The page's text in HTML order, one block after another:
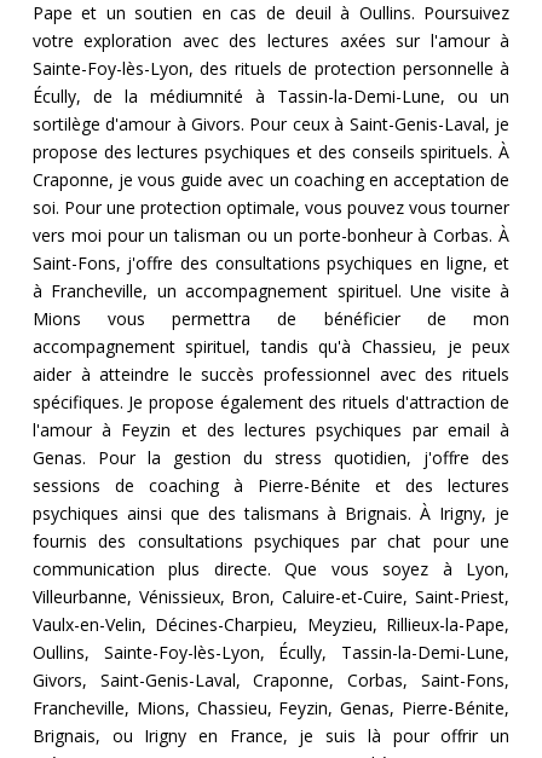
Pape et un soutien en cas de deuil à Oullins. Poursuivez
votre exploration avec des lectures axées sur l'amour à
Sainte-Foy-lès-Lyon, des rituels de protection personnelle à
Écully, de la médiumnité à Tassin-la-Demi-Lune, ou un
sortilège d'amour à Givors. Pour ceux à Saint-Genis-Laval, je
propose des lectures psychiques et des conseils spirituels. À
Craponne, je vous guide avec un coaching en acceptation de
soi. Pour une protection optimale, vous pouvez vous tourner
vers moi pour un talisman ou un porte-bonheur à Corbas. À
Saint-Fons, j'offre des consultations psychiques en ligne, et
à Francheville, un accompagnement spirituel. Une visite à
Mions vous permettra de bénéficier de mon
accompagnement spirituel, tandis qu'à Chassieu, je peux
aider à atteindre le succès professionnel avec des rituels
spécifiques. Je propose également des rituels d'attraction de
l'amour à Feyzin et des lectures psychiques par email à
Genas. Pour la gestion du stress quotidien, j'offre des
sessions de coaching à Pierre-Bénite et des lectures
psychiques ainsi que des talismans à Brignais. À Irigny, je
fournis des consultations psychiques par chat pour une
communication plus directe. Que vous soyez à Lyon,
Villeurbanne, Vénissieux, Bron, Caluire-et-Cuire, Saint-Priest,
Vaulx-en-Velin, Décines-Charpieu, Meyzieu, Rillieux-la-Pape,
Oullins, Sainte-Foy-lès-Lyon, Écully, Tassin-la-Demi-Lune,
Givors, Saint-Genis-Laval, Craponne, Corbas, Saint-Fons,
Francheville, Mions, Chassieu, Feyzin, Genas, Pierre-Bénite,
Brignais, ou Irigny en France, je suis là pour offrir un